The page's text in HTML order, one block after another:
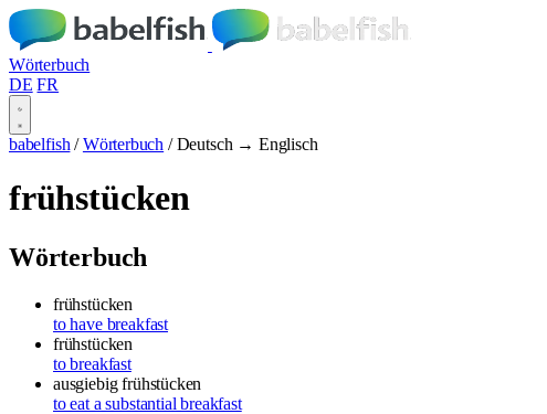
Wörterbuch
DE FR
babelfish / Wörterbuch / Deutsch → Englisch
frühstücken
Wörterbuch
frühstücken
to have breakfast
frühstücken
to breakfast
ausgiebig frühstücken
to eat a substantial breakfast